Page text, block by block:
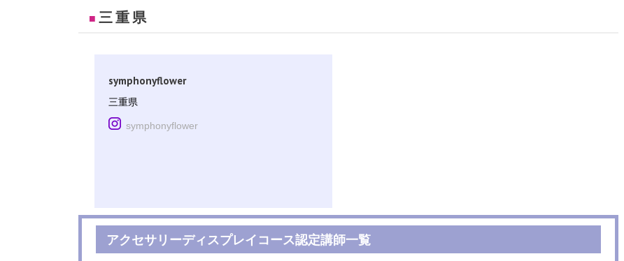
■ 三重県
symphonyflower
三重県
symphonyflower
アクセサリーディスプレイコース認定講師一覧